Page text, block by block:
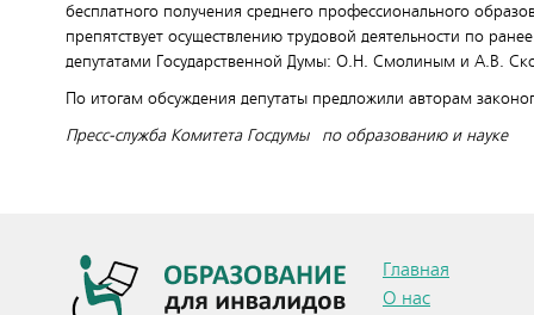
бесплатного получения среднего профессионального
препятствует осуществлению трудовой деятельности по
депутатами Государственной Думы: О.Н. Смолиным и А.В.
По итогам обсуждения депутаты предложили авторам
Пресс-служба Комитета Госдумы по образованию и науке
Главная
О нас